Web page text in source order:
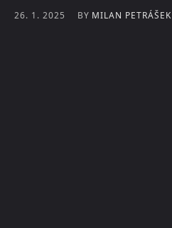
26. 1. 2025 BY MILAN PETRÁŠEK